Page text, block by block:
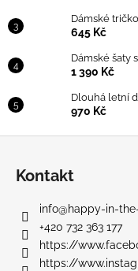
Dámské
645 Kč
Dámské šaty
1 390 Kč
Dlouhá letní
970 Kč
Kontakt
info@happy-in-
+420 732 363 177
https://
https://